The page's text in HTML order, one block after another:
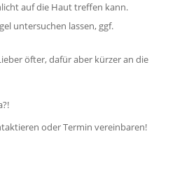
auf die Haut treffen kann.
untersuchen lassen, ggf.
öfter, dafür aber kürzer an die
oder Termin vereinbaren!